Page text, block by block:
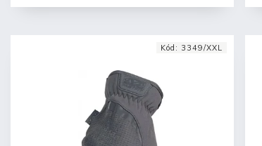
Kód: 3349/XXL